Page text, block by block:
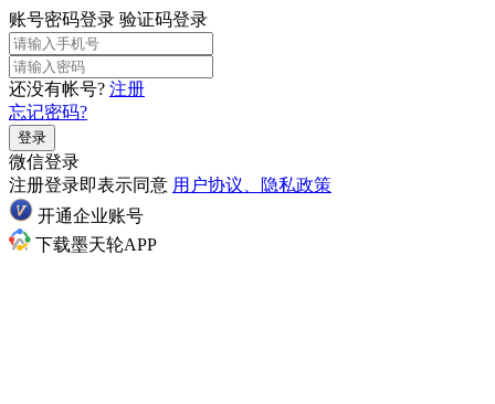
账号密码登录 验证码登录
还没有帐号? 注册
忘记密码?
登录
微信登录
注册登录即表示同意 用户协议、隐私政策
开通企业账号
下载墨天轮APP